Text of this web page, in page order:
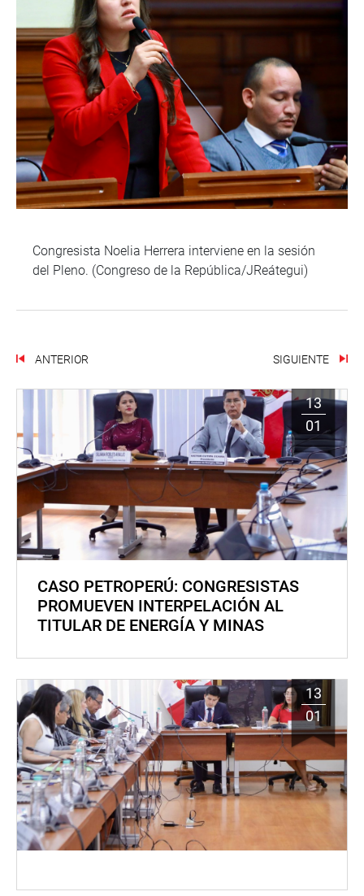
Congresista Noelia Herrera interviene en la sesión
del Pleno. (Congreso de la República/JReátegui)
ANTERIOR SIGUIENTE
13
01
CASO PETROPERÚ: CONGRESISTAS
PROMUEVEN INTERPELACIÓN AL
TITULAR DE ENERGÍA Y MINAS
13
01